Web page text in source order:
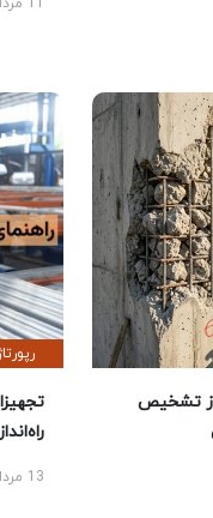
تشخیص
رپورتاژ
13 مرداد 1405